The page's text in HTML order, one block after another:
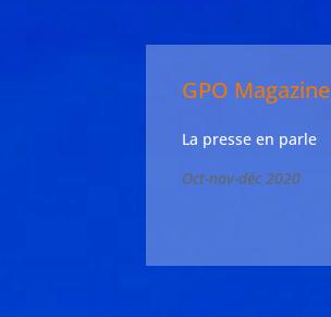
GPO Magazine
La presse en parle
Oct-nov-déc 2020